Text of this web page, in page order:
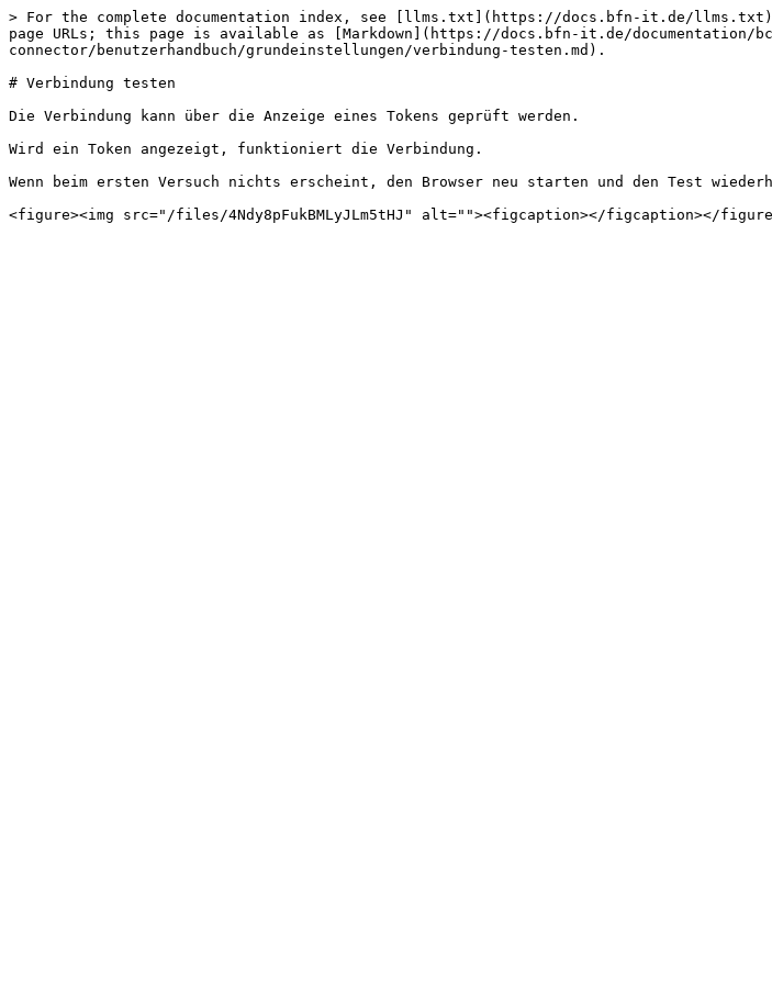
> For the complete documentation index, see [llms.txt](https://docs.bfn-it.de/llms.txt).
page URLs; this page is available as [Markdown](https://docs.bfn-it.de/documentation/
connector/benutzerhandbuch/grundeinstellungen/verbindung-testen.md).
# Verbindung testen
Die Verbindung kann über die Anzeige eines Tokens geprüft werden.
Wird ein Token angezeigt, funktioniert die Verbindung.
Wenn beim ersten Versuch nichts erscheint, den Browser neu starten und den Test